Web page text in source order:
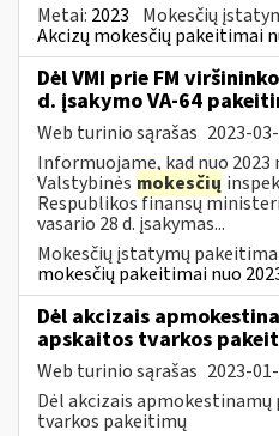
Metai: 2023 Mokesčių
Akcizų mokesčių pakeitimai
Dėl VMI prie FM
d. įsakymo VA-64
Web turinio sąrašas 2023-
Informuojame, kad nuo 2023
Valstybinės mokesčių
Respublikos finansų
vasario 28 d. įsakymas...
Mokesčių įstatymų
mokesčių pakeitimai nuo
Dėl akcizais
apskaitos tvarkos
Web turinio sąrašas 2023-
Dėl akcizais
tvarkos pakeitimų